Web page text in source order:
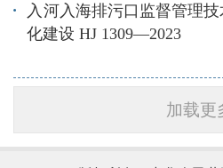
入河入海排污口监督管理
化建设 HJ 1309—2023
加载更